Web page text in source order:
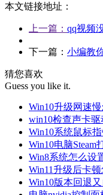
本文链接地址：
上一篇： qq视频
下一篇： 小编教
猜您喜欢
Guess you like it.
Win10升级网速
win10检查声卡
Win10系统鼠标
Win10电脑Steam
Win8系统怎么设
Win11升级后卡
Win10版本回退